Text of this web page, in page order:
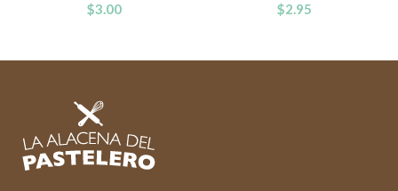
$3.00 $2.95